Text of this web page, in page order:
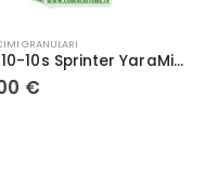
GRANULARI
20-10-10s Sprinter YaraMila – Yara kg. 40
€